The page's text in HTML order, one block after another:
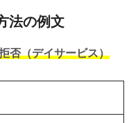
法の例文
否（デイサービス）